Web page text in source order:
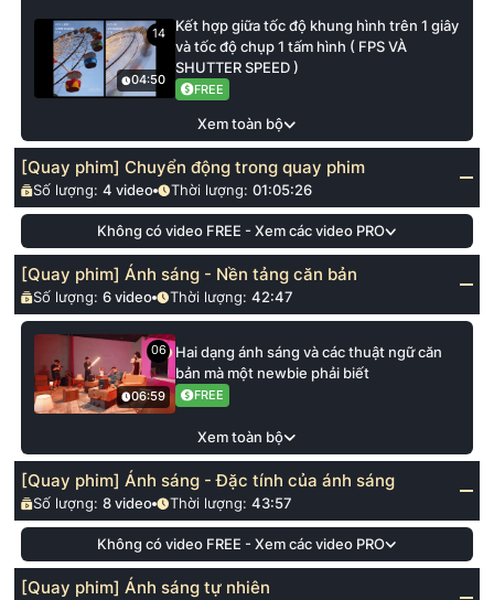
14
04:50
Kết hợp giữa tốc độ khung hình trên 1 giây
và tốc độ chụp 1 tấm hình ( FPS VÀ
SHUTTER SPEED )
FREE
Xem toàn bộ
[Quay phim] Chuyển động trong quay phim
Số lượng:4 video Thời lượng: 01:05:26
Không có video FREE - Xem các video PRO
[Quay phim] Ánh sáng - Nền tảng căn bản
Số lượng:6 video Thời lượng: 42:47
06
06:59
Hai dạng ánh sáng và các thuật ngữ căn
bản mà một newbie phải biết
FREE
Xem toàn bộ
[Quay phim] Ánh sáng - Đặc tính của ánh sáng
Số lượng:8 video Thời lượng: 43:57
Không có video FREE - Xem các video PRO
[Quay phim] Ánh sáng tự nhiên